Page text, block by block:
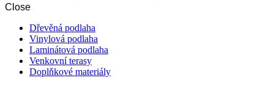
Close
Dřevěná podlaha
Vinylová podlaha
Laminátová podlaha
Venkovní terasy
Doplňkové materiály